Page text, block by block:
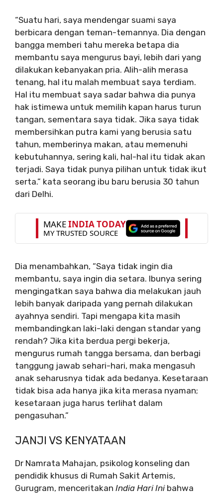
“Suatu hari, saya mendengar suami saya
berbicara dengan teman-temannya. Dia dengan
bangga memberi tahu mereka betapa dia
membantu saya mengurus bayi, lebih dari yang
dilakukan kebanyakan pria. Alih-alih merasa
tenang, hal itu malah membuat saya terdiam.
Hal itu membuat saya sadar bahwa dia punya
hak istimewa untuk memilih kapan harus turun
tangan, sementara saya tidak. Jika saya tidak
membersihkan putra kami yang berusia satu
tahun, memberinya makan, atau memenuhi
kebutuhannya, sering kali, hal-hal itu tidak akan
terjadi. Saya tidak punya pilihan untuk tidak ikut
serta.” kata seorang ibu baru berusia 30 tahun
dari Delhi.
Dia menambahkan, “Saya tidak ingin dia
membantu, saya ingin dia setara. Ibunya sering
mengingatkan saya bahwa dia melakukan jauh
lebih banyak daripada yang pernah dilakukan
ayahnya sendiri. Tapi mengapa kita masih
membandingkan laki-laki dengan standar yang
rendah? Jika kita berdua pergi bekerja,
mengurus rumah tangga bersama, dan berbagi
tanggung jawab sehari-hari, maka mengasuh
anak seharusnya tidak ada bedanya. Kesetaraan
tidak bisa ada hanya jika kita merasa nyaman;
kesetaraan juga harus terlihat dalam
pengasuhan.”
JANJI VS KENYATAAN
Dr Namrata Mahajan, psikolog konseling dan
pendidik khusus di Rumah Sakit Artemis,
Gurugram, menceritakan India Hari Inibahwa